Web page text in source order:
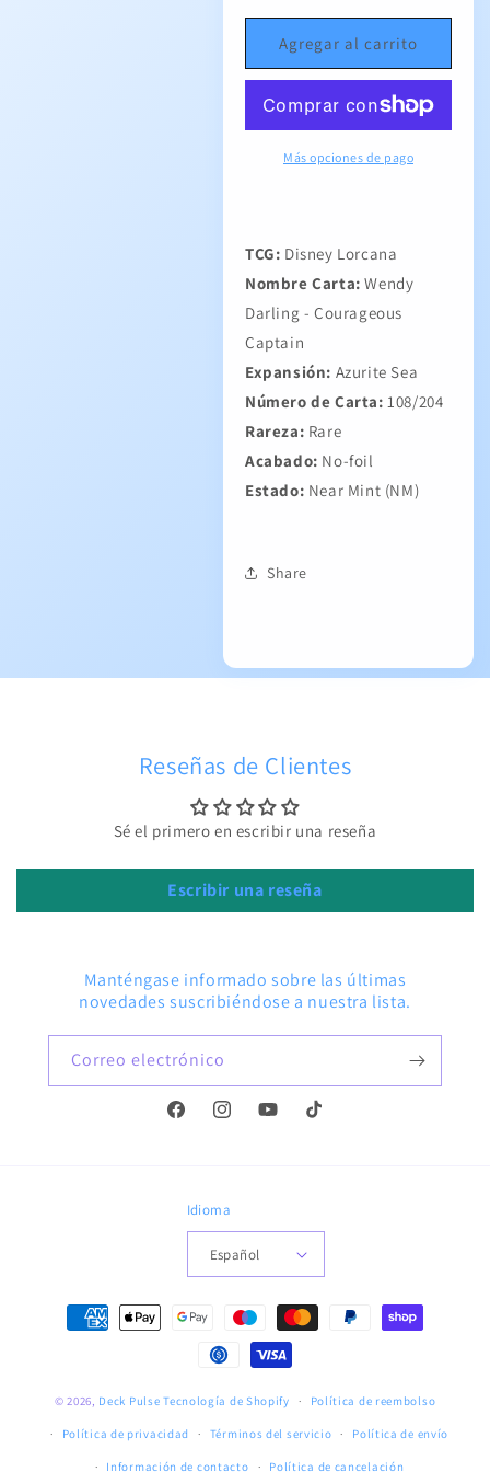
Darling
Courageous
Captain
Darling
-
Courageous
Captain
Agregar al carrito
Más opciones de pago
TCG: Disney Lorcana
Nombre Carta: Wendy
Darling - Courageous
Captain
Expansión: Azurite Sea
Número de Carta: 108/204
Rareza: Rare
Acabado: No-foil
Estado: Near Mint (NM)
Share
Reseñas de Clientes
Sé el primero en escribir una reseña
Escribir una reseña
Manténgase informado sobre las últimas
novedades suscribiéndose a nuestra lista.
Correo electrónico
FacebookInstagramYouTubeTikTok
Idioma
Español
Formas
© 2026, Deck Pulse Tecnología de Shopify Política de reembolso
Política de privacidad Términos del servicio Política de envío
Información de contacto Política de cancelación